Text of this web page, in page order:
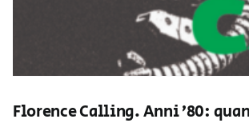
Florence Calling. Anni ’80: